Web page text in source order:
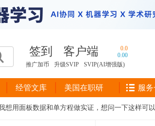
签到 客户端
0.0
0.00
推广加币
升级SVIP SVIP(AI增强版)
经管文库 美国在职研 服
想用面板数据和单方程做实证，想问一下这样可